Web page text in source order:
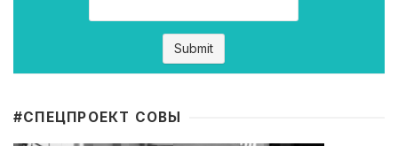
#CПЕЦПРОЕКТ СОВЫ